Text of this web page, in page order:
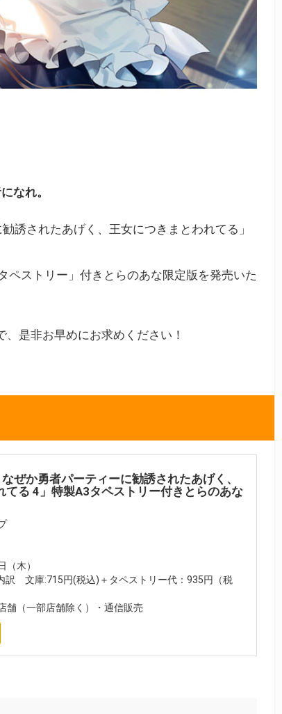
なれ。
誘されたあげく、王女につきまとわれてる」
ペストリー」付きとらのあな限定版を発売いた
是非お早めにお求めください！
なぜか勇者パーティーに勧誘されたあげく、
てる 4」特製A3タペストリー付きとらのあな
木）
文庫:715円(税込)＋タペストリー代：935円（税
（一部店舗除く）・通信販売